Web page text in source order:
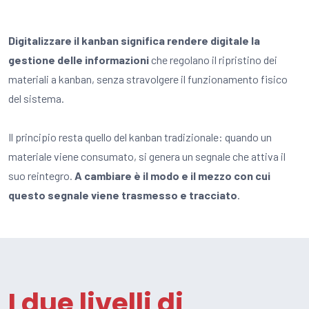
Digitalizzare il kanban significa rendere digitale la
gestione delle informazioni che regolano il ripristino dei
materiali a kanban, senza stravolgere il funzionamento fisico
del sistema.
Il principio resta quello del kanban tradizionale: quando un
materiale viene consumato, si genera un segnale che attiva il
suo reintegro. A cambiare è il modo e il mezzo con cui
questo segnale viene trasmesso e tracciato.